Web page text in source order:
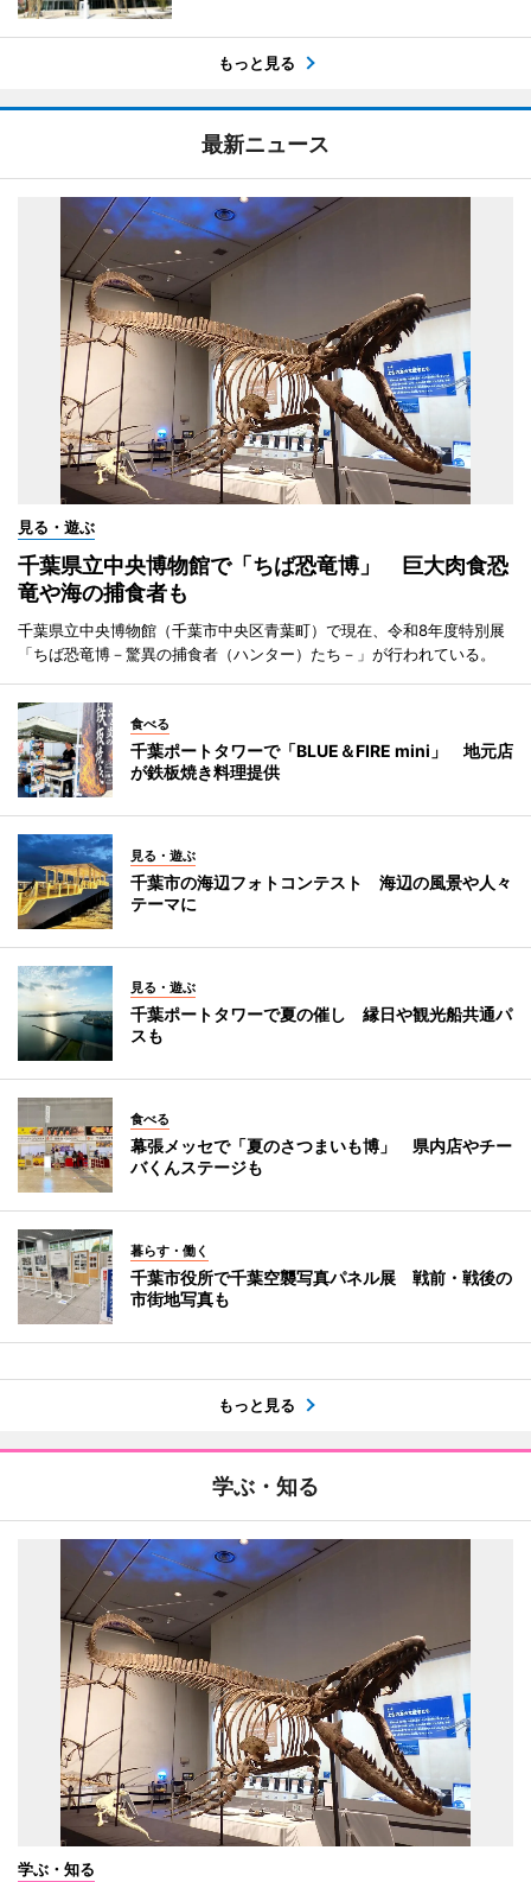
もっと見る
最新ニュース
見る・遊ぶ
千葉県立中央博物館で「ちば恐竜博」 巨大肉食恐
竜や海の捕食者も
千葉県立中央博物館（千葉市中央区青葉町）で現在、令和8年度特別展
「ちば恐竜博－驚異の捕食者（ハンター）たち－」が行われている。
食べる
千葉ポートタワーで「BLUE＆FIRE mini」 地元店
が鉄板焼き料理提供
見る・遊ぶ
千葉市の海辺フォトコンテスト 海辺の風景や人々
テーマに
見る・遊ぶ
千葉ポートタワーで夏の催し 縁日や観光船共通パ
スも
食べる
幕張メッセで「夏のさつまいも博」 県内店やチー
バくんステージも
暮らす・働く
千葉市役所で千葉空襲写真パネル展 戦前・戦後の
市街地写真も
もっと見る
学ぶ・知る
学ぶ・知る